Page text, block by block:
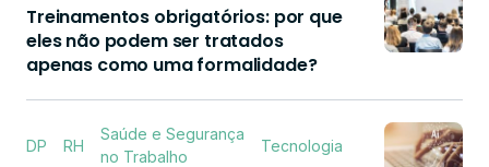
Treinamentos obrigatórios: por que
eles não podem ser tratados
apenas como uma formalidade?
DP RH
Saúde e Segurança
no Trabalho
Tecnologia